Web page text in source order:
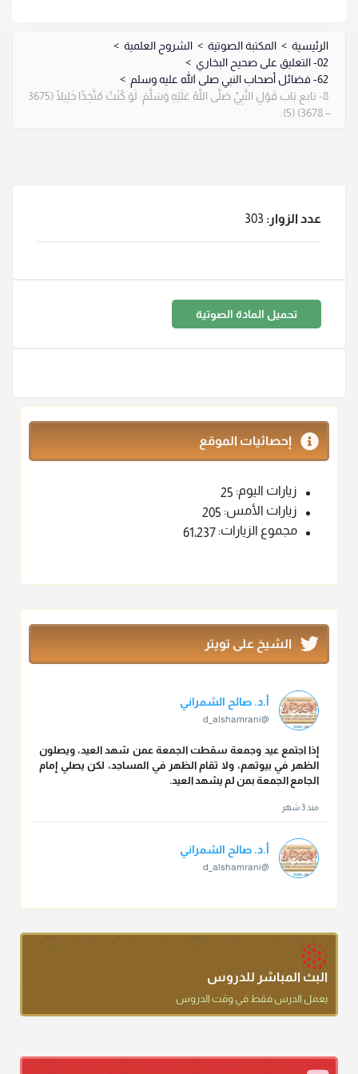
الرئيسية > المكتبة الصوتية > الشروح العلمية >
02- التعليق على صحيح البخاري
>
62- فضائل أصحاب النبي صلى الله عليه وسلم
>
8- تابع بَاب قَوْلِ النَّبِيِّ صَلَّى اللَّهُ عَلَيْهِ وَسَلَّمَ: لَوْ كُنْتُ مُتَّخِذًا خَلِيلًا (3675
– 3678) (5).
عدد الزوار: 303
تحميل المادة الصوتية
إحصائيات الموقع
زيارات اليوم: 25
زيارات الأمس: 205
مجموع الزيارات: 61٬237
الشيخ على تويتر
أ.د. صالح الشمراني
@d_alshamrani
إذا اجتمع عيد وجمعة سقطت الجمعة عمن شهد العيد، ويصلون
الظهر في بيوتهم، ولا تقام الظهر في المساجد، لكن يصلي إمام
الجامع الجمعة بمن لم يشهد العيد.
منذ 3 شهر
أ.د. صالح الشمراني
@d_alshamrani
كنت أظن أن الله بقي يخلق مثلك.
دعاء ختم القرآن في الصلاة أقرب إلى البدعة
البث المباشر للدروس
يعمل الدرس فقط في وقت الدروس